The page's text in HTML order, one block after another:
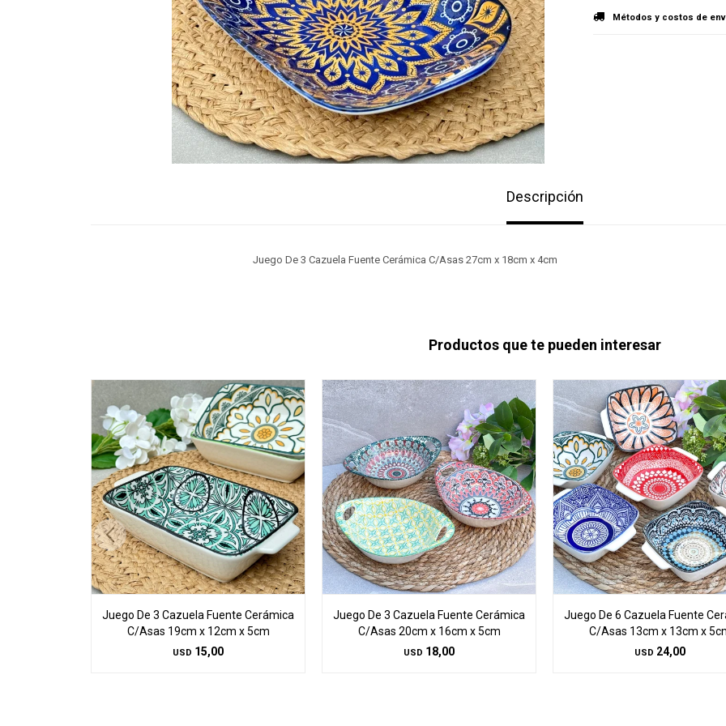
Métodos y costos de
Descripción
Juego De 3 Cazuela Fuente Cerámica C/Asas 27cm x 18cm x 4cm
Productos que te pueden interesar
Juego De 3 Cazuela Fuente Cerámica
C/Asas 19cm x 12cm x 5cm
USD 15,00
Juego De 3 Cazuela Fuente Cerámica
C/Asas 20cm x 16cm x 5cm
USD 18,00
Juego De 6 Cazuela Fuente
C/Asas 13cm x 13cm x
USD 24,00